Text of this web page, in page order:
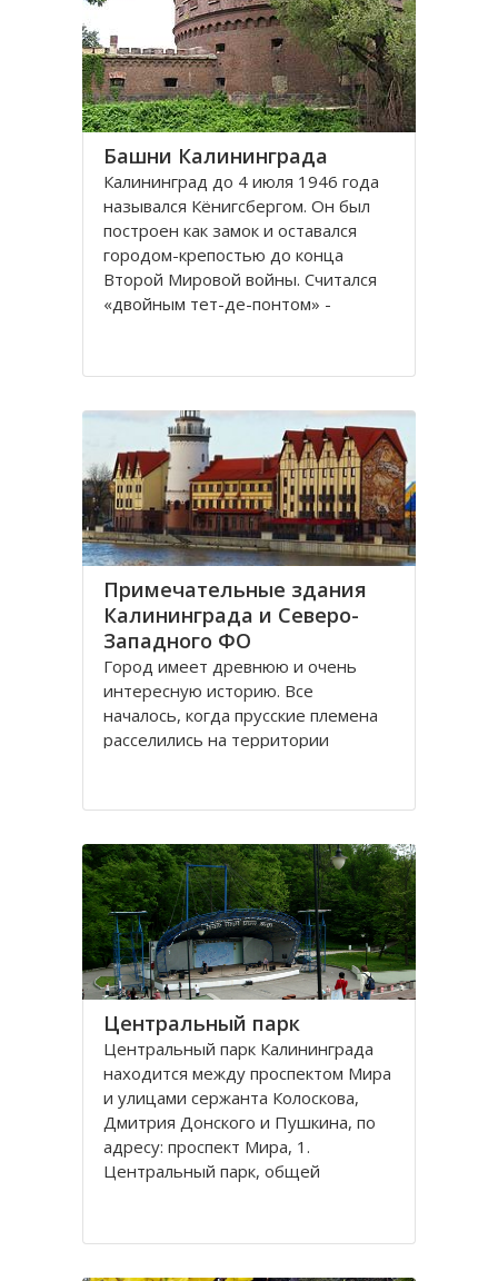
представлены прекрасные
Башни Калининграда
Калининград до 4 июля 1946 года
назывался Кёнигсбергом. Он был
построен как замок и оставался
городом-крепостью до конца
Второй Мировой войны. Считался
«двойным тет-де-понтом» -
истории, сохранилось много арок и
Примечательные здания
Калининграда и Северо-
Западного ФО
Город имеет древнюю и очень
интересную историю. Все
началось, когда прусские племена
расселились на территории
-крепость. Многие сооружения
Сегодня это самый западный
мегаполис России. Ежегодно сюда
Центральный парк
Центральный парк Калининграда
находится между проспектом Мира
и улицами сержанта Колоскова,
Дмитрия Донского и Пушкина, по
адресу: проспект Мира, 1.
Центральный парк, общей
прусского королевства парка